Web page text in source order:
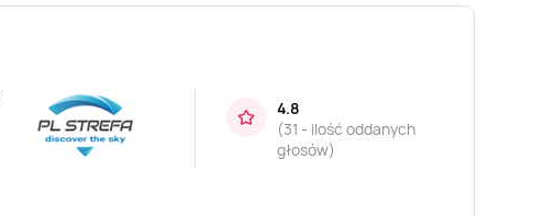
4.8
(31 - ilość oddanych
głosów)